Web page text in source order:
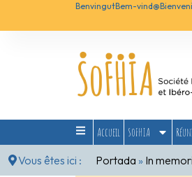
BenvingutBem-vind@
Accueil SoFHIA
Vous êtes ici :
Portada » In